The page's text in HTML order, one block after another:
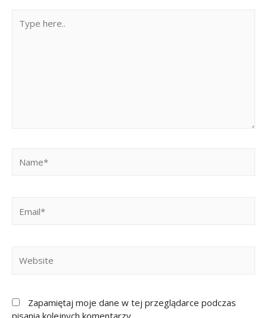
Zapamiętaj moje dane w tej przeglądarce podczas
pisania kolejnych komentarzy.